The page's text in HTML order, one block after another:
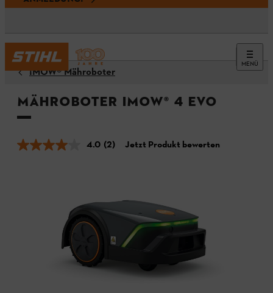
MENÜ
¡MOW® Mähroboter
Mähroboter iMOW® 4 EVO
4.0 (2) Jetzt Produkt bewerten